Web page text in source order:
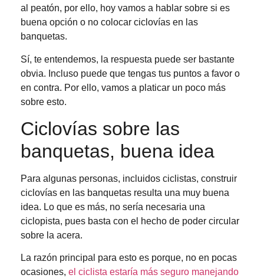
al peatón, por ello, hoy vamos a hablar sobre si es
buena opción o no colocar ciclovías en las
banquetas.
Sí, te entendemos, la respuesta puede ser bastante
obvia. Incluso puede que tengas tus puntos a favor o
en contra. Por ello, vamos a platicar un poco más
sobre esto.
Ciclovías sobre las
banquetas, buena idea
Para algunas personas, incluidos ciclistas, construir
ciclovías en las banquetas resulta una muy buena
idea. Lo que es más, no sería necesaria una
ciclopista, pues basta con el hecho de poder circular
sobre la acera.
La razón principal para esto es porque, no en pocas
ocasiones, el ciclista estaría más seguro manejando